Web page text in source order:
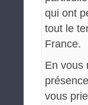
qui ont
tout le
France.
En vous
vous